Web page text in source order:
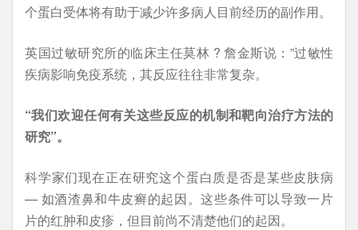
个蛋白受体将有助于减少许多病人目前经历的副作用。
英国过敏研究所的临床主任莫林 ? 詹金斯说：”过敏性
疾病影响免疫系统，其反应往往非常复杂。
“我们欢迎任何有关这些反应的机制和靶向治疗方法的
研究”。
科学家们现在正在研究这个蛋白质是否是某些皮肤病
— 如酒渣鼻和牛皮癣的起因。这些条件可以导致一片
片的红肿和皮疹，但目前尚不清楚他们的起因。